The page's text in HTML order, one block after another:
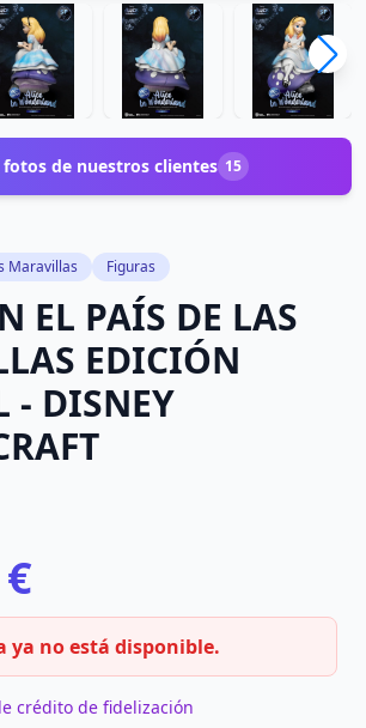
fotos de nuestros clientes 15
Maravillas Figuras
EL PAÍS DE LAS
EDICIÓN
- DISNEY
ya no está disponible.
crédito de fidelización